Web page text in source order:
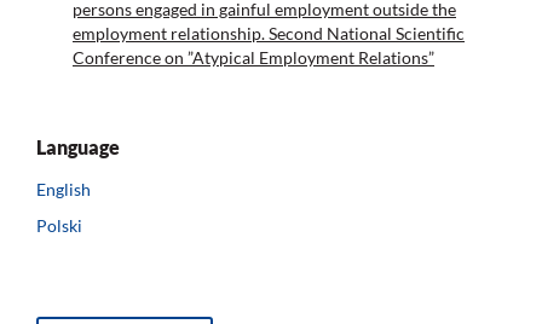
persons engaged in gainful employment outside the
employment relationship. Second National Scientific
Conference on ”Atypical Employment Relations”
Language
English
Polski